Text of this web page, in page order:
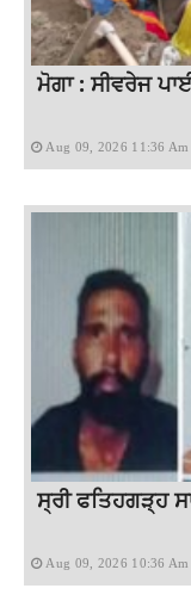
ਮੋਗਾ : ਸੀਵਰੇਜ
Aug 09, 2026 11:36 Am
ਸ੍ਰੀ ਫਤਿਹਗੜ੍ਹ
Aug 09, 2026 10:36 Am